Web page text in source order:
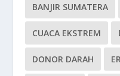
BANJIR SUMATERA
CUACA EKSTREM
DONOR DARAH